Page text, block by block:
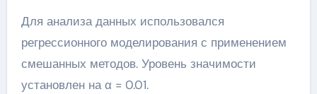
Для анализа данных использовался
регрессионного моделирования с применением
смешанных методов. Уровень значимости
установлен на α = 0.01.